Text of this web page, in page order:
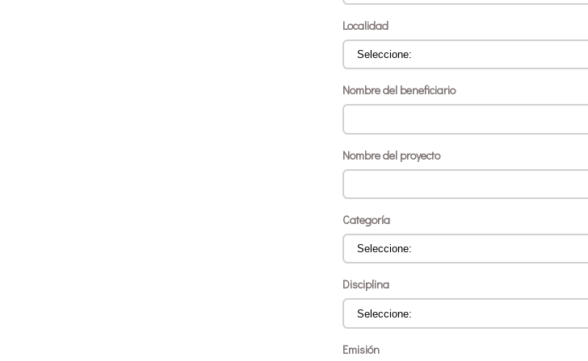
Localidad
Nombre del beneficiario
Nombre del proyecto
Categoría
Disciplina
Emisión